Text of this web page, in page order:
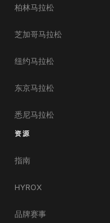
柏林马拉松
芝加哥马拉松
纽约马拉松
东京马拉松
悉尼马拉松
资源
指南
HYROX
品牌赛事